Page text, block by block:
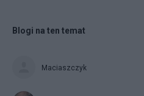
Blogi na ten temat
Maciaszczyk